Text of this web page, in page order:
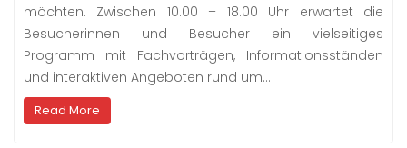
möchten. Zwischen 10.00 – 18.00 Uhr erwartet die
Besucherinnen und Besucher ein vielseitiges
Programm mit Fachvorträgen, Informationsständen
und interaktiven Angeboten rund um…
Read More